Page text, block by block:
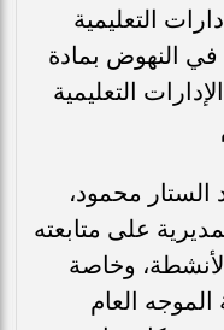
التعليمية
النهوض بمادة
التعليمية
محمود،
على متابعته
وخاصة
العام